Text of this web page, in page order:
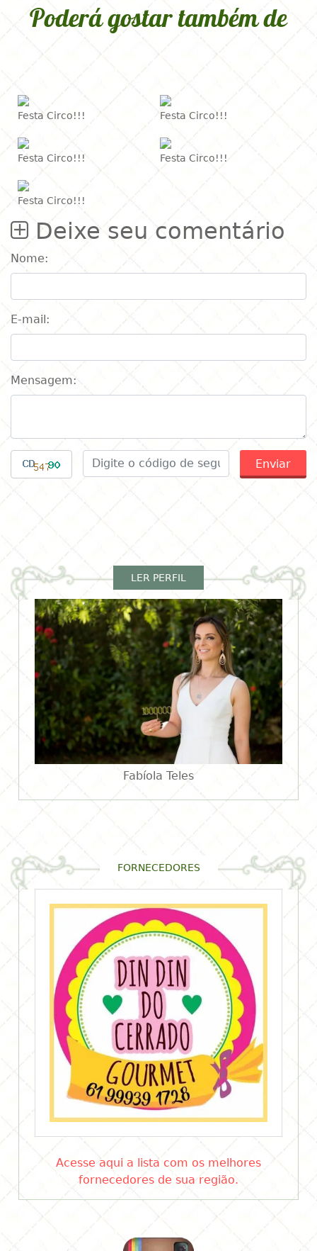
Poderá gostar também de
Festa Circo!!! Festa Circo!!!
Festa Circo!!! Festa Circo!!!
Festa Circo!!!
Deixe seu comentário
Nome:
E-mail:
Mensagem:
Enviar
LER PERFIL
Fabíola Teles
FORNECEDORES
Acesse aqui a lista com os melhores
fornecedores de sua região.